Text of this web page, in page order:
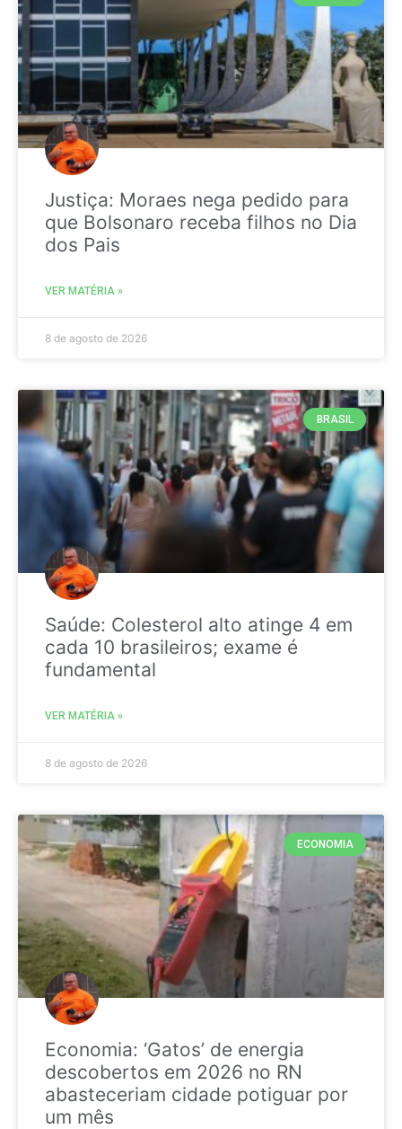
Justiça: Moraes nega pedido para
que Bolsonaro receba filhos no Dia
dos Pais
VER MATÉRIA »
8 de agosto de 2026
BRASIL
Saúde: Colesterol alto atinge 4 em
cada 10 brasileiros; exame é
fundamental
VER MATÉRIA »
8 de agosto de 2026
ECONOMIA
Economia: ‘Gatos’ de energia
descobertos em 2026 no RN
abasteceriam cidade potiguar por
um mês